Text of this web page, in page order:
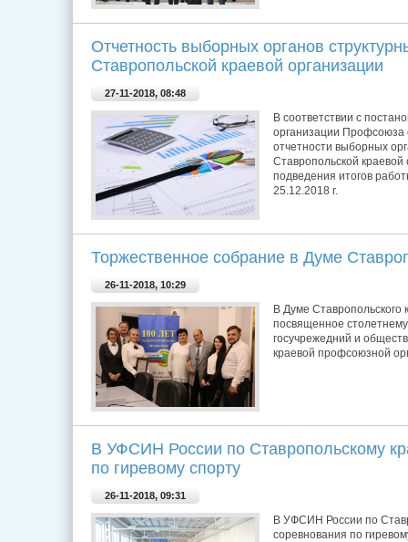
Отчетность выборных органов
Ставропольской краевой организации
27-11-2018, 08:48
В соответствии с
организации
отчетности выборных
Ставропольской
подведения итогов
25.12.2018 г.
Торжественное собрание в Думе
26-11-2018, 10:29
В Думе
посвященное
госучрежедний и
краевой профсоюзной
В УФСИН России по Ставропольскому
по гиревому спорту
26-11-2018, 09:31
В УФСИН России по
соревнования по